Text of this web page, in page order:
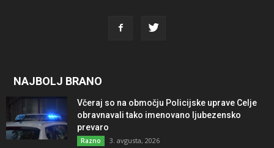
NAJBOLJ BRANO
Včeraj so na območju Policijske uprave Celje
obravnavali tako imenovano ljubezensko
prevaro
Razno 3. avgusta, 2026